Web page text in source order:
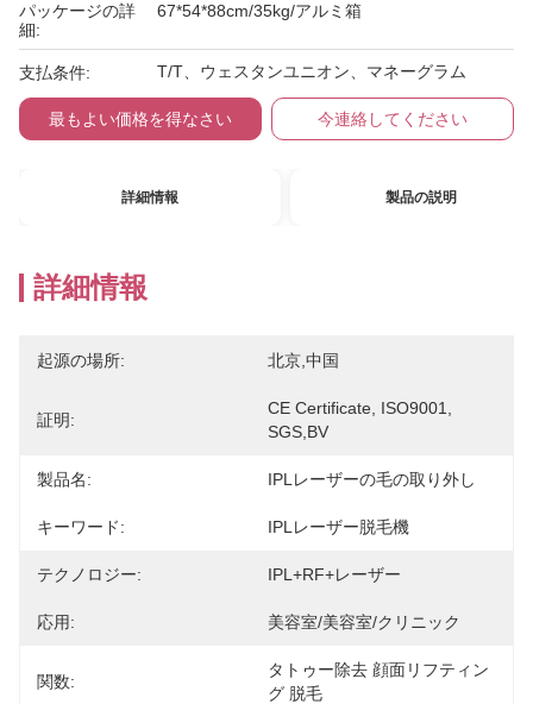
パッケージの詳
細:
67*54*88cm/35kg/アルミ箱
支払条件: T/T、ウェスタンユニオン、マネーグラム
最もよい価格を得なさい 今連絡してください
詳細情報 製品の説明
詳細情報
起源の場所: 北京,中国
証明:
CE Certificate, ISO9001,
SGS,BV
製品名: IPLレーザーの毛の取り外し
キーワード: IPLレーザー脱毛機
テクノロジー: IPL+RF+レーザー
応用: 美容室/美容室/クリニック
関数:
タトゥー除去 顔面リフティン
グ 脱毛